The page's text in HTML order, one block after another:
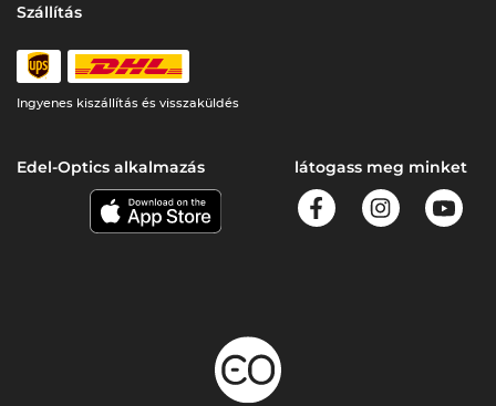
Szállítás
Ingyenes kiszállítás és visszaküldés
Edel-Optics alkalmazás látogass meg minket